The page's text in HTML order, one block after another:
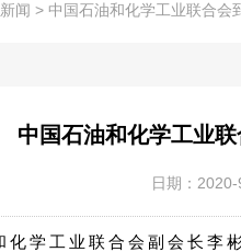
闻 > 中国石油和化学工业联合会
中国石油和化学工业
日期：2020-
学工业联合会副会长李